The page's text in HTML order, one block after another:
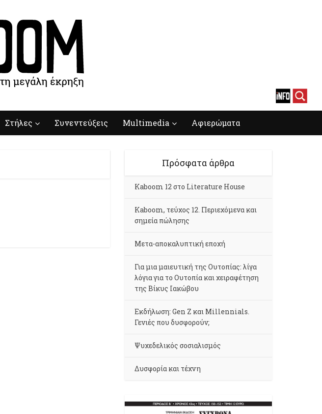
Στήλες Συνεντεύξεις Multimedia Αφιερώματα
Πρόσφατα άρθρα
Kaboom 12 στο Literature House
Kaboom, τεύχος 12. Περιεχόμενα και
σημεία πώλησης
Μετα-αποκαλυπτική εποχή
Για μια μαιευτική της Ουτοπίας: λίγα
λόγια για το Ουτοπία και χειραφέτηση
της Βίκυς Ιακώβου
Εκδήλωση: Gen Z και Millennials.
Γενιές που δυσφορούν;
Ψυχεδελικός σοσιαλισμός
Δυσφορία και τέχνη